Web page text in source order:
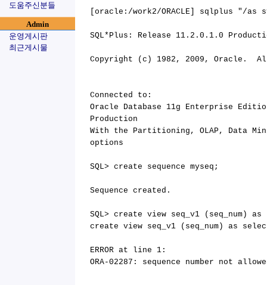
도움주신분들
Admin
운영게시판
최근게시물
[oracle:/work2/ORACLE] sqlplus "/as
SQL*Plus: Release 11.2.0.1.0
Copyright (c) 1982, 2009, Oracle.
Connected to:
Oracle Database 11g Enterprise
Production
With the Partitioning, OLAP, Data
options
SQL> create sequence myseq;
Sequence created.
SQL> create view seq_v1 (seq_num)
create view seq_v1 (seq_num) as
ERROR at line 1:
ORA-02287: sequence number not